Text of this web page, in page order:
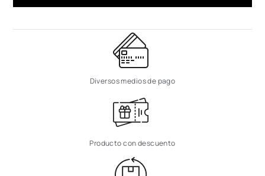
Diversos medios de pago
Producto con descuento